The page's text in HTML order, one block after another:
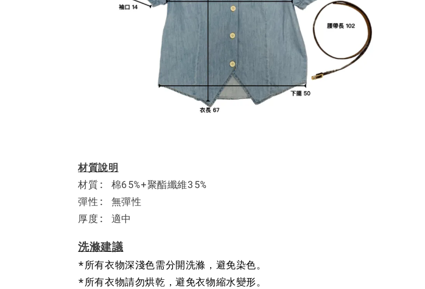
材質說明
材質: 棉65%+聚酯纖維35%
彈性: 無彈性
厚度: 適中
洗滌建議
*所有衣物深淺色需分開洗滌，避免染色。
*所有衣物請勿烘乾，避免衣物縮水變形。